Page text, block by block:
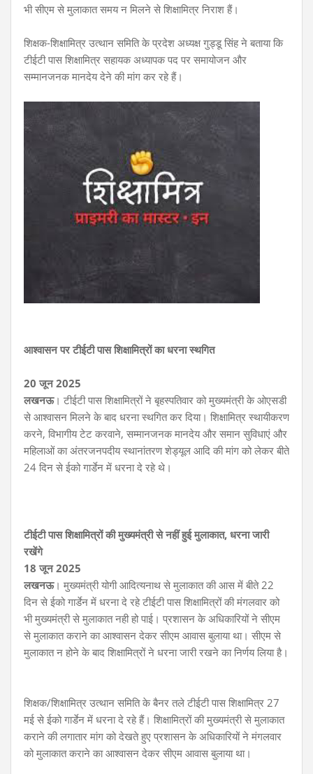
भी सीएम से मुलाकात समय न मिलने से शिक्षामित्र निराश हैं।
शिक्षक-शिक्षामित्र उत्थान समिति के प्रदेश अध्यक्ष गुड्डू सिंह ने बताया कि
टीईटी पास शिक्षामित्र सहायक अध्यापक पद पर समायोजन और
सम्मानजनक मानदेय देने की मांग कर रहे हैं।
आश्वासन पर टीईटी पास शिक्षामित्रों का धरना स्थगित
20 जून 2025
लखनऊ। टीईटी पास शिक्षामित्रों ने बृहस्पतिवार को मुख्यमंत्री के ओएसडी
से आश्वासन मिलने के बाद धरना स्थगित कर दिया। शिक्षामित्र स्थायीकरण
करने, विभागीय टेट करवाने, सम्मानजनक मानदेय और समान सुविधाएं और
महिलाओं का अंतरजनपदीय स्थानांतरण शेड्यूल आदि की मांग को लेकर बीते
24 दिन से ईको गार्डेन में धरना दे रहे थे।
टीईटी पास शिक्षामित्रों की मुख्यमंत्री से नहीं हुई मुलाकात, धरना जारी
रखेंगे
18 जून 2025
लखनऊ। मुख्यमंत्री योगी आदित्यनाथ से मुलाकात की आस में बीते 22
दिन से ईको गार्डेन में धरना दे रहे टीईटी पास शिक्षामित्रों की मंगलवार को
भी मुख्यमंत्री से मुलाकात नही हो पाई। प्रशासन के अधिकारियों ने सीएम
से मुलाकात कराने का आश्वासन देकर सीएम आवास बुलाया था। सीएम से
मुलाकात न होने के बाद शिक्षामित्रों ने धरना जारी रखने का निर्णय लिया है।
शिक्षक/शिक्षामित्र उत्थान समिति के बैनर तले टीईटी पास शिक्षामित्र 27
मई से ईको गार्डेन में धरना दे रहे हैं। शिक्षामित्रों की मुख्यमंत्री से मुलाकात
कराने की लगातार मांग को देखते हुए प्रशासन के अधिकारियों ने मंगलवार
को मुलाकात कराने का आश्वासन देकर सीएम आवास बुलाया था।